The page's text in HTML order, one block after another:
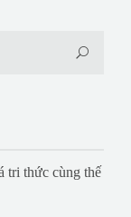
tri thức cùng thế